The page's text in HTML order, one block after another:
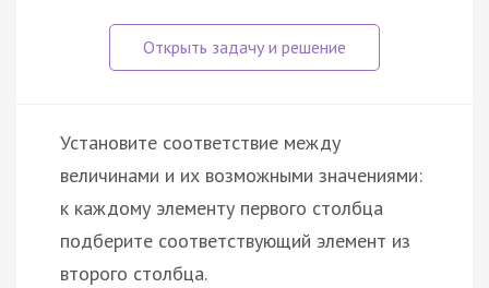
Установите соответствие между
величинами и их возможными значениями:
к каждому элементу первого столбца
подберите соответствующий элемент из
второго столбца.